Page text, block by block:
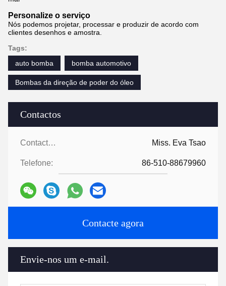
Contactos
Contactos: Miss. Eva Tsao
Telefone: 86-510-88679960
Contacte agora
Envie-nos um e-mail.
Personalize o serviço
Nós podemos projetar, processar e produzir de acordo com
clientes desenhos e amostra.
Tags:
auto bomba
bomba automotivo
Bombas da direção de poder do óleo